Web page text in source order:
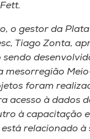
o gestor da
Tiago Zonta,
mesorregião
foram
acesso à dados
à capacitação
relacionado à